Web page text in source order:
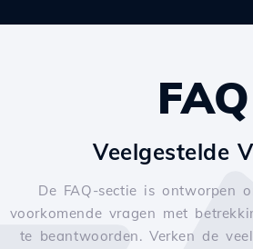
FAQ
Veelgestelde
De FAQ-sectie is ontworpen
voorkomende vragen met
te beantwoorden. Verken de